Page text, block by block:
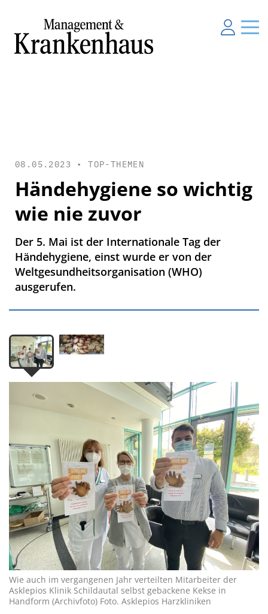
08.05.2023 •TOP-THEMEN
Händehygiene so wichtig
wie nie zuvor
Der 5. Mai ist der Internationale Tag der
Händehygiene, einst wurde er von der
Weltgesundheitsorganisation (WHO)
ausgerufen.
Wie auch im vergangenen Jahr verteilten Mitarbeiter der
Asklepios Klinik Schildautal selbst gebackene Kekse in
Handform (Archivfoto) Foto. Asklepios Harzkliniken